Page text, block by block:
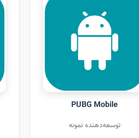
PUBG Mobile
توسعه‌دهنده نمونه